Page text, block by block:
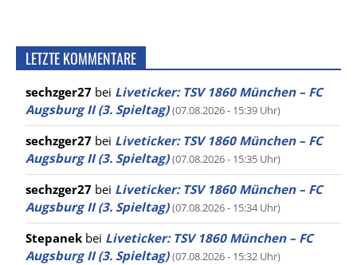
LETZTE KOMMENTARE
sechzger27 bei Liveticker: TSV 1860 München – FC
Augsburg II (3. Spieltag) (07.08.2026 - 15:39 Uhr)
sechzger27 bei Liveticker: TSV 1860 München – FC
Augsburg II (3. Spieltag) (07.08.2026 - 15:35 Uhr)
sechzger27 bei Liveticker: TSV 1860 München – FC
Augsburg II (3. Spieltag) (07.08.2026 - 15:34 Uhr)
Stepanek bei Liveticker: TSV 1860 München – FC
Augsburg II (3. Spieltag) (07.08.2026 - 15:32 Uhr)